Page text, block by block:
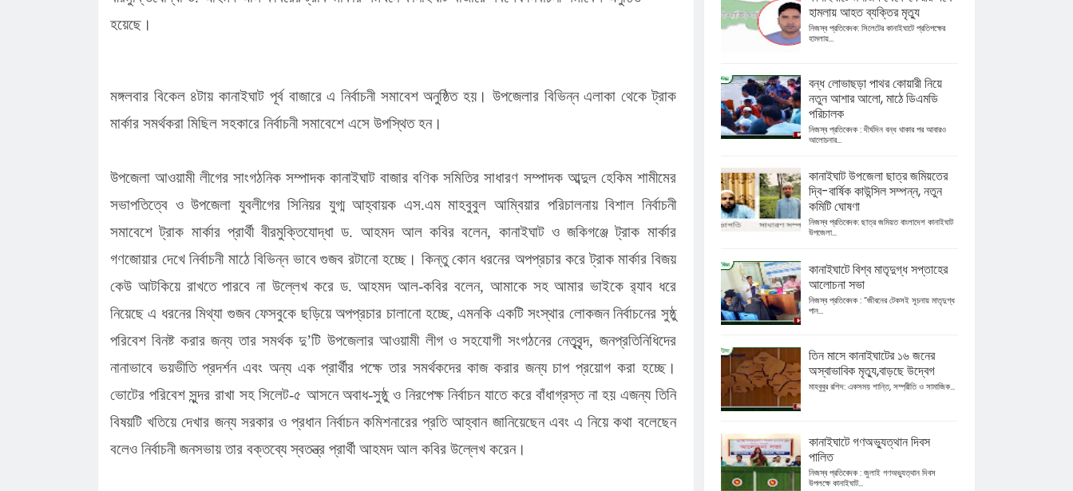
হয়েছে।
মঙ্গলবার বিকেল ৪টায় কানাইঘাট পূর্ব বাজারে এ নির্বাচনী সমাবেশ অনুষ্ঠিত হয়। উপজেলার বিভিন্ন এলাকা থেকে ট্রাক
মার্কার সমর্থকরা মিছিল সহকারে নির্বাচনী সমাবেশে এসে উপস্থিত হন।
উপজেলা আওয়ামী লীগের সাংগঠনিক সম্পাদক কানাইঘাট বাজার বণিক সমিতির সাধারণ সম্পাদক আব্দুল হেকিম শামীমের
সভাপতিত্বে ও উপজেলা যুবলীগের সিনিয়র যুগ্ম আহ্বায়ক এস.এম মাহবুবুল আম্বিয়ার পরিচালনায় বিশাল নির্বাচনী
সমাবেশে ট্রাক মার্কার প্রার্থী বীরমুক্তিযোদ্ধা ড. আহমদ আল কবির বলেন, কানাইঘাট ও জকিগঞ্জে ট্রাক মার্কার
গণজোয়ার দেখে নির্বাচনী মাঠে বিভিন্ন ভাবে গুজব রটানো হচ্ছে। কিন্তু কোন ধরনের অপপ্রচার করে ট্রাক মার্কার বিজয়
কেউ আটকিয়ে রাখতে পারবে না উল্লেখ করে ড. আহমদ আল-কবির বলেন, আমাকে সহ আমার ভাইকে র‌্যাব ধরে
নিয়েছে এ ধরনের মিথ্যা গুজব ফেসবুকে ছড়িয়ে অপপ্রচার চালানো হচ্ছে, এমনকি একটি সংস্থার লোকজন নির্বাচনের সুষ্ঠু
পরিবেশ বিনষ্ট করার জন্য তার সমর্থক দু’টি উপজেলার আওয়ামী লীগ ও সহযোগী সংগঠনের নেতৃবৃন্দ, জনপ্রতিনিধিদের
নানাভাবে ভয়ভীতি প্রদর্শন এবং অন্য এক প্রার্থীর পক্ষে তার সমর্থকদের কাজ করার জন্য চাপ প্রয়োগ করা হচ্ছে।
ভোটের পরিবেশ সুন্দর রাখা সহ সিলেট-৫ আসনে অবাধ-সুষ্ঠু ও নিরপেক্ষ নির্বাচন যাতে করে বাঁধাগ্রস্ত না হয় এজন্য তিনি
বিষয়টি খতিয়ে দেখার জন্য সরকার ও প্রধান নির্বাচন কমিশনারের প্রতি আহ্বান জানিয়েছেন এবং এ নিয়ে কথা বলেছেন
বলেও নির্বাচনী জনসভায় তার বক্তব্যে স্বতন্ত্র প্রার্থী আহমদ আল কবির উল্লেখ করেন।
হামলায় আহত ব্যক্তির মৃত্যু
নিজস্ব প্রতিবেদক: সিলেটের কানাইঘাটে প্রতিপক্ষের
হামলায়...
বন্ধ লোভাছড়া পাথর কোয়ারী নিয়ে
নতুন আশার আলো, মাঠে ডিএমডি
পরিচালক
নিজস্ব প্রতিবেদক : দীর্ঘদিন বন্ধ থাকার পর আবারও
আলোচনার...
কানাইঘাট উপজেলা ছাত্র জমিয়তের
দ্বি-বার্ষিক কাউন্সিল সম্পন্ন, নতুন
কমিটি ঘোষণা
নিজস্ব প্রতিবেদক: ছাত্র জমিয়ত বাংলাদেশ কানাইঘাট
উপজেলা...
কানাইঘাটে বিশ্ব মাতৃদুগ্ধ সপ্তাহের
আলোচনা সভা
নিজস্ব প্রতিবেদক : “জীবনের টেকসই সূচনায় মাতৃদুগ্ধ
পান...
তিন মাসে কানাইঘাটের ১৬ জনের
অস্বাভাবিক মৃত্যু,বাড়ছে উদ্বেগ
মাহবুবুর রশিদ: একসময় শান্তি, সম্প্রীতি ও সামাজিক...
কানাইঘাটে গণঅভ্যুত্থান দিবস
পালিত
নিজস্ব প্রতিবেদক : জুলাই গণঅভ্যুত্থান দিবস
উপলক্ষে কানাইঘাট...